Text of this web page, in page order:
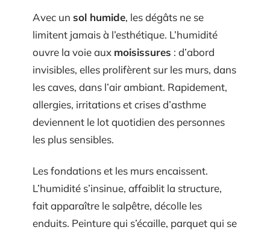
Avec un sol humide, les dégâts ne se
limitent jamais à l’esthétique. L’humidité
ouvre la voie aux moisissures : d’abord
invisibles, elles prolifèrent sur les murs, dans
les caves, dans l’air ambiant. Rapidement,
allergies, irritations et crises d’asthme
deviennent le lot quotidien des personnes
les plus sensibles.
Les fondations et les murs encaissent.
L’humidité s’insinue, affaiblit la structure,
fait apparaître le salpêtre, décolle les
enduits. Peinture qui s’écaille, parquet qui se